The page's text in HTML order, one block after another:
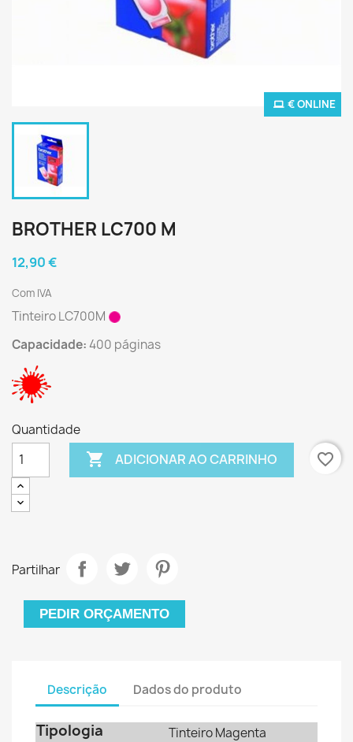
€ ONLINE
BROTHER LC700 M
12,90 €
Com IVA
Tinteiro LC700M
Capacidade:400 páginas
Quantidade
 ADICIONAR AO CARRINHO favorite_border
Partilhar
PEDIR ORÇAMENTO
Descrição Dados do produto
Tipologia Tinteiro Magenta